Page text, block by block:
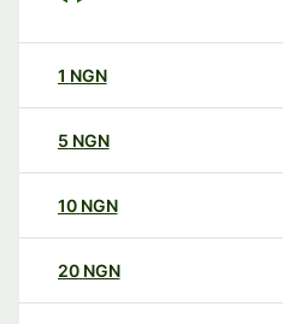
1 NGN
5 NGN
10 NGN
20 NGN